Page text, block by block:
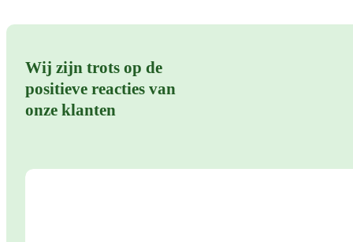
Wij zijn trots op de
positieve reacties van
onze klanten